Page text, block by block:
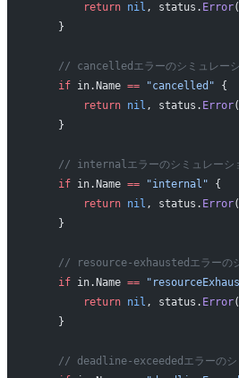
        return
nil , status. Error
    }
// cancelledエラーのシミュレー
    if
in.Name == "cancelled" {
        return
nil , status. Error
    }
// internalエラーのシミュレーシ
    if
in.Name == "internal" {
        return
nil , status. Error
    }
// resource-exhaustedエラーの
    if
in.Name ==
        return
nil , status. Error
    }
// deadline-exceededエラーのシ